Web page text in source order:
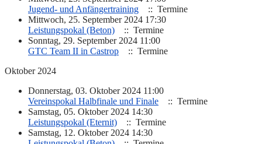
Jugend- und Anfängertraining
:: Termine
Mittwoch, 25. September 2024 17:30
Leistungspokal (Beton)
:: Termine
Sonntag, 29. September 2024 11:00
GTC Team II in Castrop
:: Termine
Oktober 2024
Donnerstag, 03. Oktober 2024 11:00
Vereinspokal Halbfinale und Finale
:: Termine
Samstag, 05. Oktober 2024 14:30
Leistungspokal (Eternit)
:: Termine
Samstag, 12. Oktober 2024 14:30